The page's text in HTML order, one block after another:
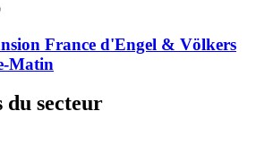
France d'Engel & Völkers
Matin
du secteur